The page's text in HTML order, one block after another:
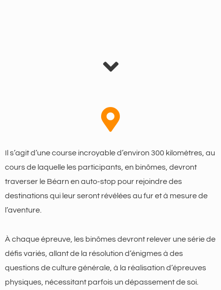
Il s’agit d’une course incroyable d’environ 300 kilomètres, au
cours de laquelle les participants, en binômes, devront
traverser le Béarn en auto-stop pour rejoindre des
destinations qui leur seront révélées au fur et à mesure de
l’aventure.
À chaque épreuve, les binômes devront relever une série de
défis variés, allant de la résolution d’énigmes à des
questions de culture générale, à la réalisation d’épreuves
physiques, nécessitant parfois un dépassement de soi.